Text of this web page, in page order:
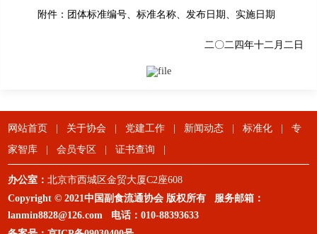
附件：团体标准编号、标准名称、发布日期、实施日期
二〇二四年十二月二日
网站首页 关于协会 党建工作 新闻动态 标准化
专
家智库
会员专区 证书查询
办公室：北京市西城区金贸大厦C2座608
Copyright © 2021中国副食流通协会 版权所有 服务邮箱：
lanmin8828@126.com 电话：010-88393633